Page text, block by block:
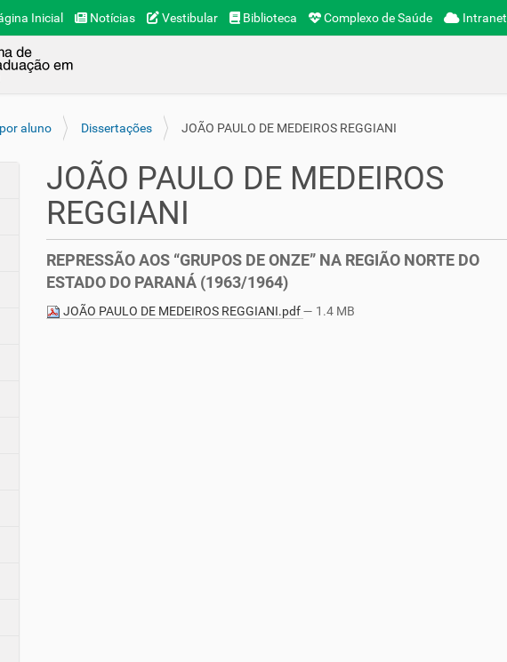
Inicial Notícias Vestibular Biblioteca Complexo de Saúde Intranet
aluno Dissertações JOÃO PAULO DE MEDEIROS REGGIANI
JOÃO PAULO DE MEDEIROS
REGGIANI
REPRESSÃO AOS “GRUPOS DE ONZE” NA REGIÃO NORTE DO
ESTADO DO PARANÁ (1963/1964)
JOÃO PAULO DE MEDEIROS REGGIANI.pdf— 1.4 MB